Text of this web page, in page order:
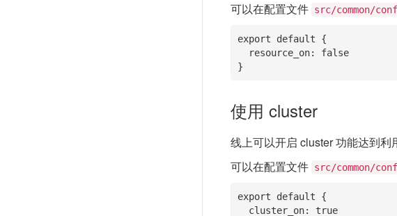
可以在配置文件 src/common/
export default {
}
使用 cluster
线上可以开启 cluster 功能达到利
可以在配置文件 src/common/
export default {